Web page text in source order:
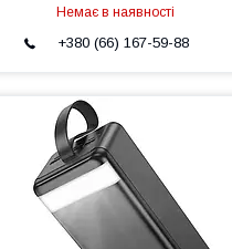
Немає в наявності
+380 (66) 167-59-88